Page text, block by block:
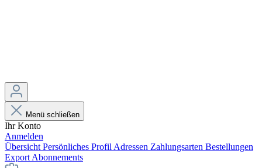
Menü schließen
Ihr Konto
Anmelden
Übersicht Persönliches Profil Adressen Zahlungsarten Bestellungen
Export Abonnements